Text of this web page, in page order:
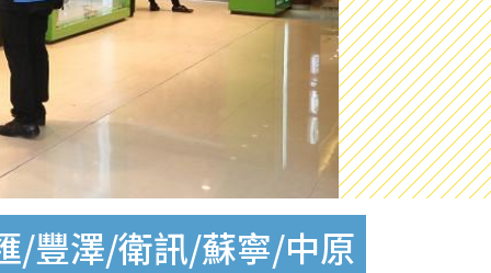
/豐澤/衛訊/蘇寧/中原